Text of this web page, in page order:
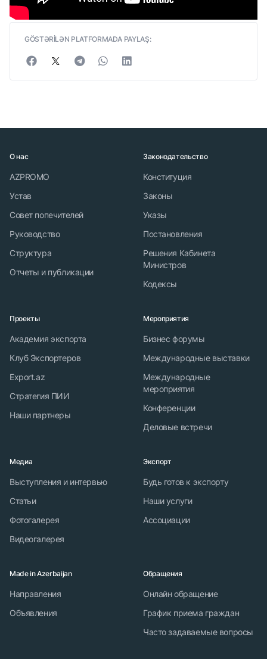
GÖSTƏRİLƏN PLATFORMADA PAYLAŞ:
О нас
AZPROMO
Устав
Совет попечителей
Руководство
Структура
Отчеты и публикации
Законодательство
Конституция
Законы
Указы
Постановления
Решения Кабинета
Министров
Кодексы
Проекты
Академия экспорта
Клуб Экспортеров
Export.az
Стратегия ПИИ
Наши партнеры
Мероприятия
Бизнес форумы
Международные выставки
Международные
мероприятия
Конференции
Деловые встречи
Медиа
Выступления и интервью
Статьи
Фотогалерея
Видеогалерея
Экспорт
Будь готов к экспорту
Наши услуги
Ассоциации
Made in Azerbaijan
Направления
Объявления
Обращения
Онлайн обращение
График приема граждан
Часто задаваемые вопросы